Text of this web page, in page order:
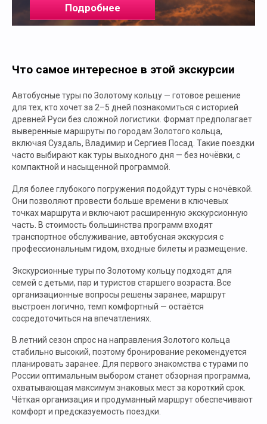
Подробнее
Что самое интересное в этой экскурсии
Автобусные туры по Золотому кольцу — готовое решение
для тех, кто хочет за 2–5 дней познакомиться с историей
древней Руси без сложной логистики. Формат предполагает
выверенные маршруты по городам Золотого кольца,
включая Суздаль, Владимир и Сергиев Посад. Такие поездки
часто выбирают как туры выходного дня — без ночёвки, с
компактной и насыщенной программой.
Для более глубокого погружения подойдут туры с ночёвкой.
Они позволяют провести больше времени в ключевых
точках маршрута и включают расширенную экскурсионную
часть. В стоимость большинства программ входят
транспортное обслуживание, автобусная экскурсия с
профессиональным гидом, входные билеты и размещение.
Экскурсионные туры по Золотому кольцу подходят для
семей с детьми, пар и туристов старшего возраста. Все
организационные вопросы решены заранее, маршрут
выстроен логично, темп комфортный — остаётся
сосредоточиться на впечатлениях.
В летний сезон спрос на направления Золотого кольца
стабильно высокий, поэтому бронирование рекомендуется
планировать заранее. Для первого знакомства с турами по
России оптимальным выбором станет обзорная программа,
охватывающая максимум знаковых мест за короткий срок.
Чёткая организация и продуманный маршрут обеспечивают
комфорт и предсказуемость поездки.